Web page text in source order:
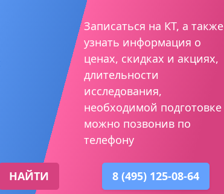
НАЙТИ
Записаться на КТ, а также
узнать информация о
ценах, скидках и акциях,
длительности
исследования,
необходимой подготовке
можно позвонив по
телефону
8 (495) 125-08-64